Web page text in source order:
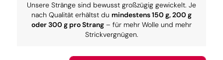
Unsere Stränge sind bewusst großzügig gewickelt. Je
nach Qualität erhältst du mindestens 150 g, 200 g
oder 300 g pro Strang – für mehr Wolle und mehr
Strickvergnügen.